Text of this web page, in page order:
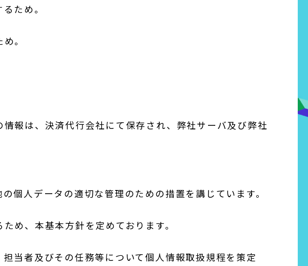
ため。
。
報は、決済代行会社にて保存され、弊社サーバ及び弊社
個人データの適切な管理のための措置を講じています。
め、本基本方針を定めております。
当者及びその任務等について個人情報取扱規程を策定